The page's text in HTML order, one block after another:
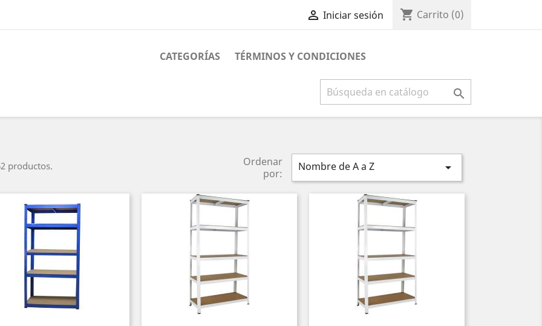
 Iniciar sesión shopping_cart Carrito (0)
CATEGORÍAS TÉRMINOS Y CONDICIONES

productos.
Ordenar
por:
Nombre de A a Z 